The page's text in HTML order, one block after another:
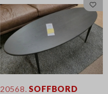
20568. SOFFBORD